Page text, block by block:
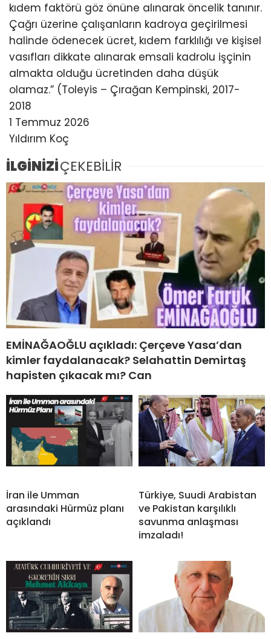
kıdem faktörü göz önüne alınarak öncelik tanınır.
Çağrı üzerine çalışanların kadroya geçirilmesi
halinde ödenecek ücret, kıdem farklılığı ve kişisel
vasıfları dikkate alınarak emsali kadrolu işçinin
almakta olduğu ücretinden daha düşük
olamaz.” (Toleyis – Çırağan Kempinski, 2017-
2018
1 Temmuz 2026
Yıldırım Koç
İLGİNİZİÇEKEBİLİR
EMİNAĞAOĞLU açıkladı: Çerçeve Yasa’dan
kimler faydalanacak? Selahattin Demirtaş
hapisten çıkacak mı? Can
İran ile Umman
arasındaki Hürmüz planı
açıklandı
Türkiye, Suudi Arabistan
ve Pakistan karşılıklı
savunma anlaşması
imzaladı!